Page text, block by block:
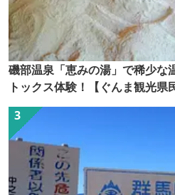
磯部温泉「恵みの湯」で稀少な
トックス体験！【ぐんま観光県